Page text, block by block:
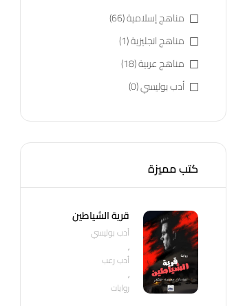
مناهج إسلامية(66)
مناهج انجليزية(1)
مناهج عربية(18)
أدب بوليسي(0)
كتب مميزة
قرية الشياطين
أدب بوليسي
,
أدب رعب
,
روايات